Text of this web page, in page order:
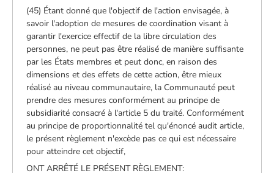
(45) Étant donné que l'objectif de l'action envisagée, à
savoir l'adoption de mesures de coordination visant à
garantir l'exercice effectif de la libre circulation des
personnes, ne peut pas être réalisé de manière suffisante
par les États membres et peut donc, en raison des
dimensions et des effets de cette action, être mieux
réalisé au niveau communautaire, la Communauté peut
prendre des mesures conformément au principe de
subsidiarité consacré à l'article 5 du traité. Conformément
au principe de proportionnalité tel qu'énoncé audit article,
le présent règlement n'excède pas ce qui est nécessaire
pour atteindre cet objectif,
ONT ARRÊTÉ LE PRÉSENT RÈGLEMENT: